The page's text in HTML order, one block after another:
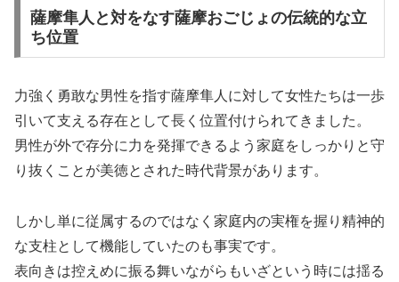
薩摩隼人と対をなす薩摩おごじょの伝統的な立
ち位置
力強く勇敢な男性を指す薩摩隼人に対して女性たちは一歩
引いて支える存在として長く位置付けられてきました。
男性が外で存分に力を発揮できるよう家庭をしっかりと守
り抜くことが美徳とされた時代背景があります。
しかし単に従属するのではなく家庭内の実権を握り精神的
な支柱として機能していたのも事実です。
表向きは控えめに振る舞いながらもいざという時には揺る